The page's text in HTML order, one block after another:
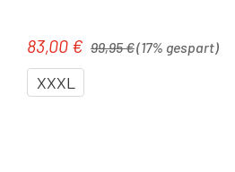
Verkaufspreis:
83,00 € 99,95 €(17% gespart)
XXXL